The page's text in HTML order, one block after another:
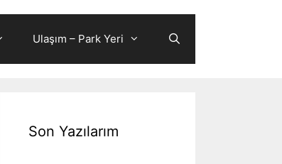
Ulaşım – Park Yeri
Son Yazılarım